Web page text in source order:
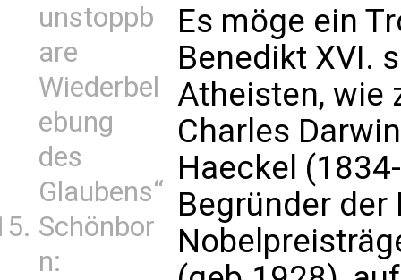
unstoppb
are
Wiederbel
ebung
des
Glaubens“
Schönbor
n:
Es möge ein
Benedikt XVI.
Atheisten, wie
Charles
Haeckel
Begründer